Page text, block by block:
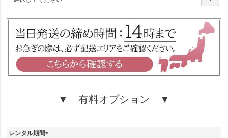
必
▼ 有料オプション ▼
レンタル期間